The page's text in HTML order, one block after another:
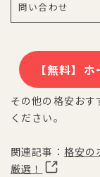
問い合わせ
【無料】
その他の格安お
ください。
関連記事： 格安の
厳選！